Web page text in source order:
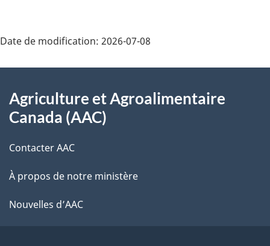
Date de modification: 2026-07-08
sujet
du
gouvernement
Agriculture et Agroalimentaire
Canada (AAC)
Contacter AAC
À propos de notre ministère
Nouvelles d’AAC